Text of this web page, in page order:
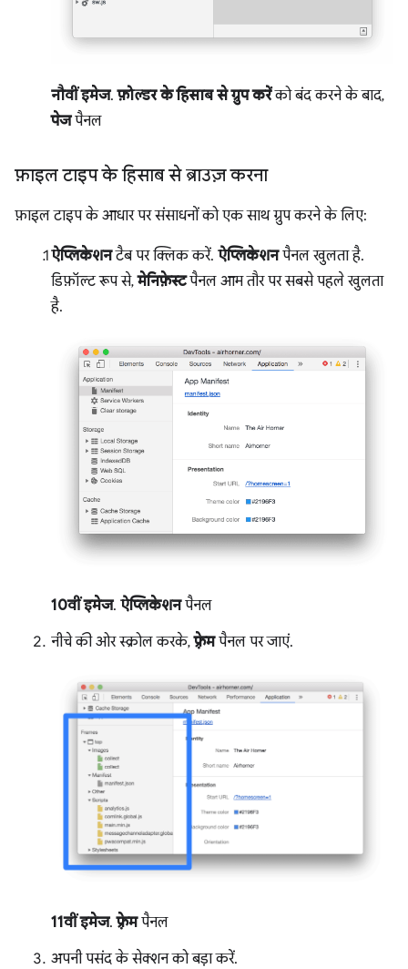
नौवीं इमेज.फ़ोल्डर के हिसाब से ग्रुप करेंको बंद करने के बाद,
पेजपैनल
फ़ाइल टाइप के हिसाब से ब्राउज़ करना
फ़ाइल टाइप के आधार पर संसाधनों को एक साथ ग्रुप करने के लिए:
ऐप्लिकेशनटैब पर क्लिक करें. ऐप्लिकेशनपैनल खुलता है.
डिफ़ॉल्ट रूप से,मेनिफ़ेस्टपैनल आम तौर पर सबसे पहले खुलता
है.
10वीं इमेज. ऐप्लिकेशनपैनल
नीचे की ओर स्क्रोल करके,फ़्रेमपैनल पर जाएं.
11वीं इमेज.फ़्रेमपैनल
अपनी पसंद के सेक्शन को बड़ा करें.